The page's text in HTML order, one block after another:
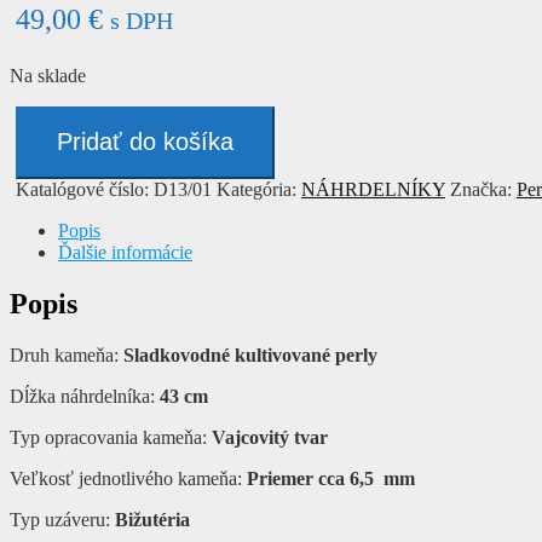
49,00 € s DPH
Na sklade
Náhrdelník
PERLY
Pridať do košíka
Katalógové číslo: D13/01 Kategória: NÁHRDELNÍKY Značka:
Popis
Ďalšie informácie
Popis
Druh kameňa: Sladkovodné kultivované perly
Dĺžka náhrdelníka: 43 cm
Typ opracovania kameňa: Vajcovitý tvar
Veľkosť jednotlivého kameňa: Priemer cca 6,5 mm
Typ uzáveru: Bižutéria